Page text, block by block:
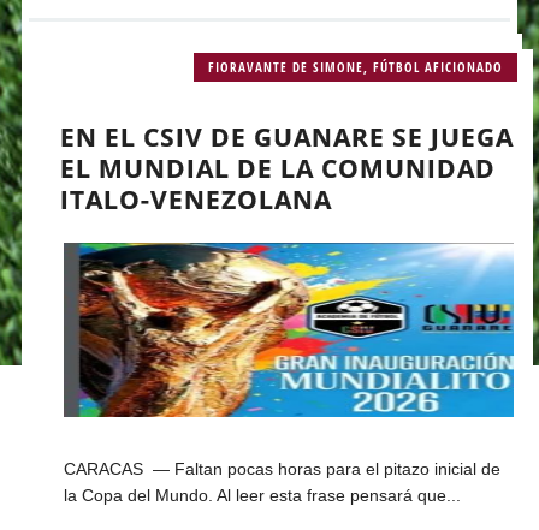
FIORAVANTE DE SIMONE ,FÚTBOL AFICIONADO
EN EL CSIV DE GUANARE SE JUEGA
EL MUNDIAL DE LA COMUNIDAD
ITALO-VENEZOLANA
CARACAS — Faltan pocas horas para el pitazo inicial de
la Copa del Mundo. Al leer esta frase pensará que...